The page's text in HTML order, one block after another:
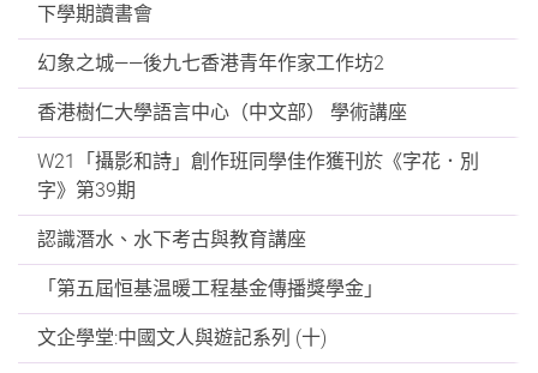
下學期讀書會
幻象之城——後九七香港青年作家工作坊2
香港樹仁大學語言中心（中文部） 學術講座
W21「攝影和詩」創作班同學佳作獲刊於《字花．別
字》第39期
認識潛水、水下考古與教育講座
「第五屆恒基温暖工程基金傳播獎學金」
文企學堂:中國文人與遊記系列 (十)